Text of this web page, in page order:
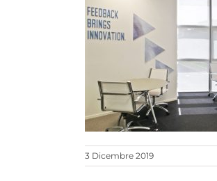
3 Dicembre 2019